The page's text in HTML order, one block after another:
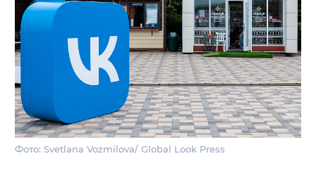
Фото: Svetlana Vozmilova/ Global Look Press